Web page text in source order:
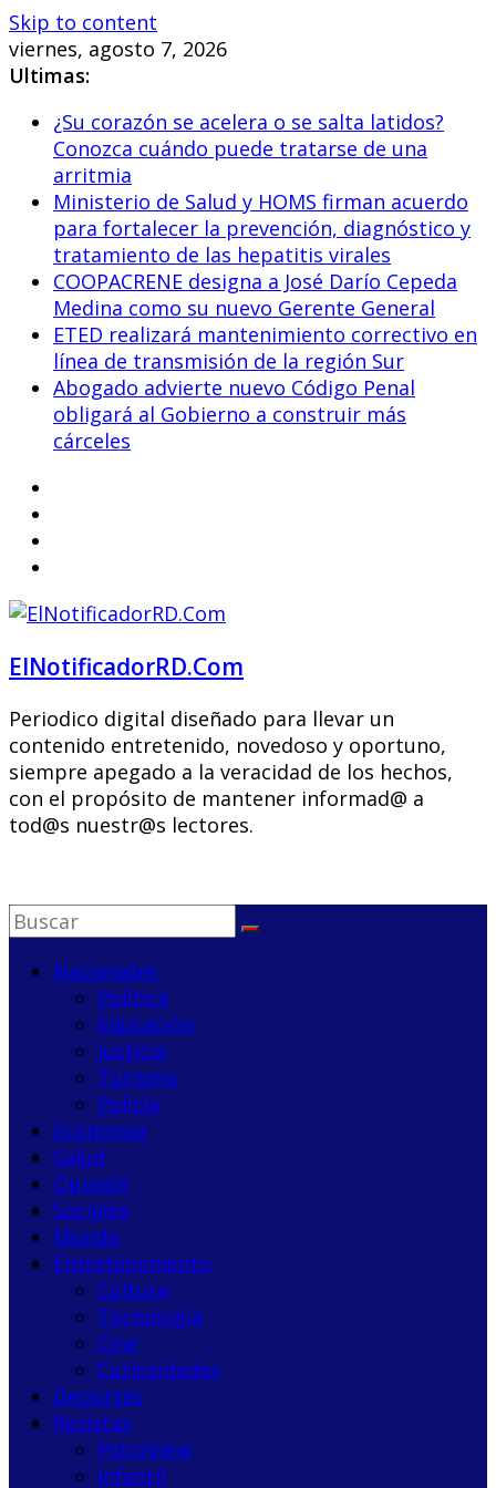
Skip to content
viernes, agosto 7, 2026
Ultimas:
¿Su corazón se acelera o se salta latidos?
Conozca cuándo puede tratarse de una
arritmia
Ministerio de Salud y HOMS firman acuerdo
para fortalecer la prevención, diagnóstico y
tratamiento de las hepatitis virales
COOPACRENE designa a José Darío Cepeda
Medina como su nuevo Gerente General
ETED realizará mantenimiento correctivo en
línea de transmisión de la región Sur
Abogado advierte nuevo Código Penal
obligará al Gobierno a construir más
cárceles
ElNotificadorRD.Com
Periodico digital diseñado para llevar un
contenido entretenido, novedoso y oportuno,
siempre apegado a la veracidad de los hechos,
con el propósito de mantener informad@ a
tod@s nuestr@s lectores.
Nacionales
Política
Educación
Justicia
Turismo
Policía
Economía
Salud
Opinión
Sociales
Mundo
Entretenimiento
Cultura
Tecnología
Cine
Curiosidades
Deportes
Revistas
PsicoView
Infantil